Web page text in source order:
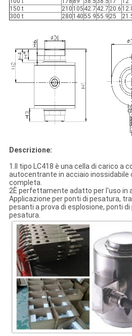
150 t
210 105 42.7 42.7 20.6
300 t
280 14055.955.9 25
Descrizione:
1.Il tipo LC418 è una cella di carico a
autocentrante in acciaio inossidabile
completa.
2È perfettamente adatto per l'uso in
Applicazione per ponti di pesatura,
pesanti a prova di esplosione, ponti
pesatura.